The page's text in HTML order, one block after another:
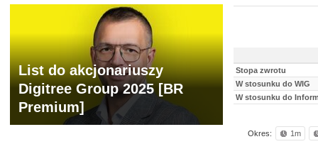
Stopa zwrotu
W stosunku do WIG
W stosunku do
Okres: 1m
List do akcjonariuszy
Digitree Group 2025 [BR
Premium]